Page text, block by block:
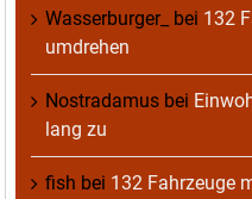
Wasserburger_ bei 132
umdrehen
Nostradamus bei
lang zu
fish bei 132 Fahrzeuge